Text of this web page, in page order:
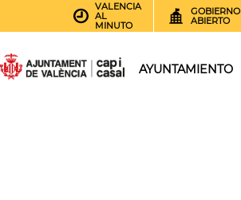
VALENCIA
AL
MINUTO
GOBIERNO
ABIERTO
AYUNTAMIENTO